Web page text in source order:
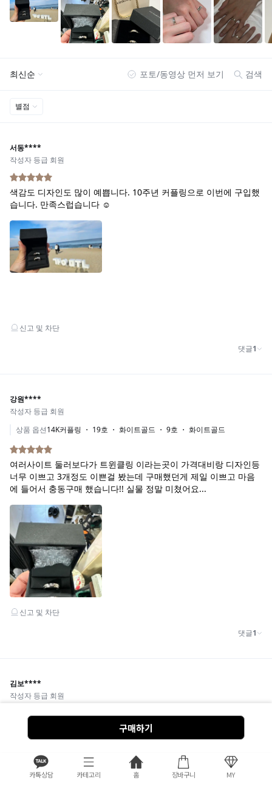
카톡상담 카테고리 홈 장바구니 MY
구매하기